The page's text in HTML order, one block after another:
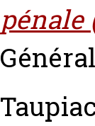
pénale